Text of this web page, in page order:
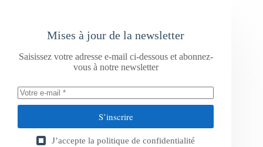
Mises à jour de la newsletter
Saisissez votre adresse e-mail ci-dessous et abonnez-
vous à notre newsletter
S’inscrire
J’accepte la politique de confidentialité